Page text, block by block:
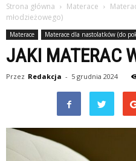
Strona główna Materace
młodzieżowego)
Materace Materace dla nastolatków (do
JAKI MATERAC
Przez Redakcja - 5 grudnia 2024